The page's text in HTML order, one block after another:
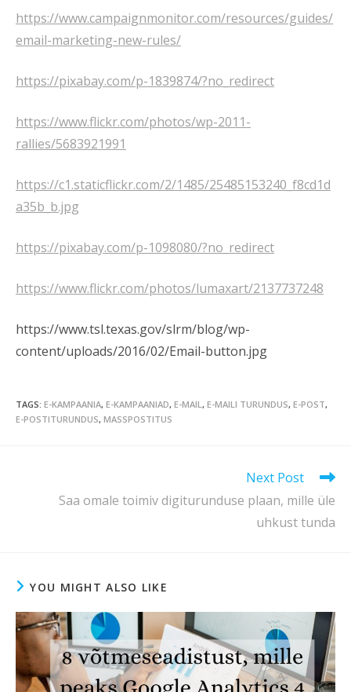
https://www.campaignmonitor.com/resources/guides/
email-marketing-new-rules/
https://pixabay.com/p-1839874/?no_redirect
https://www.flickr.com/photos/wp-2011-
rallies/5683921991
https://c1.staticflickr.com/2/1485/25485153240_f8cd1d
a35b_b.jpg
https://pixabay.com/p-1098080/?no_redirect
https://www.flickr.com/photos/lumaxart/2137737248
https://www.tsl.texas.gov/slrm/blog/wp-
content/uploads/2016/02/Email-button.jpg
TAGS: E-KAMPAANIA, E-KAMPAANIAD, E-MAIL , E-MAILI TURUNDUS, E-POST,
E-POSTITURUNDUS, MASSPOSTITUS
Next Post
Saa omale toimiv digiturunduse plaan, mille üle
uhkust tunda
YOU MIGHT ALSO LIKE